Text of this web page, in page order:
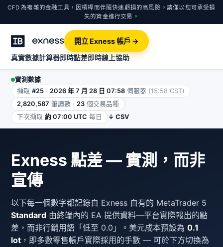
CFD 為複雜的金融工具，因槓桿而伴隨快速虧損的高風險。請僅以您可承受損
失的資金進行交易。
真實數據計算器即時點差即時線上協助
開立 Exness 帳戶 →
實測數據
擷取 #25 · 2026 年 7 月 28 日 07:58 伺服器 (15:58 CST)
2,820,587 筆讀數 · 23 個交易品種
下次擷取 約 07:00 UTC 每日 ↓ CSV
Exness 點差 — 實測，而非
宣傳
以下每一個數字都記錄自 Exness 自有的 MetaTrader 5
Standard 由終端內的 EA 提供資料—平台實際報出的點
差，而非行銷用語「低至 0.0」。美元成本預設為 0.1
lot ，即多數零售帳戶實際採用的手數 — 可於下方切換為